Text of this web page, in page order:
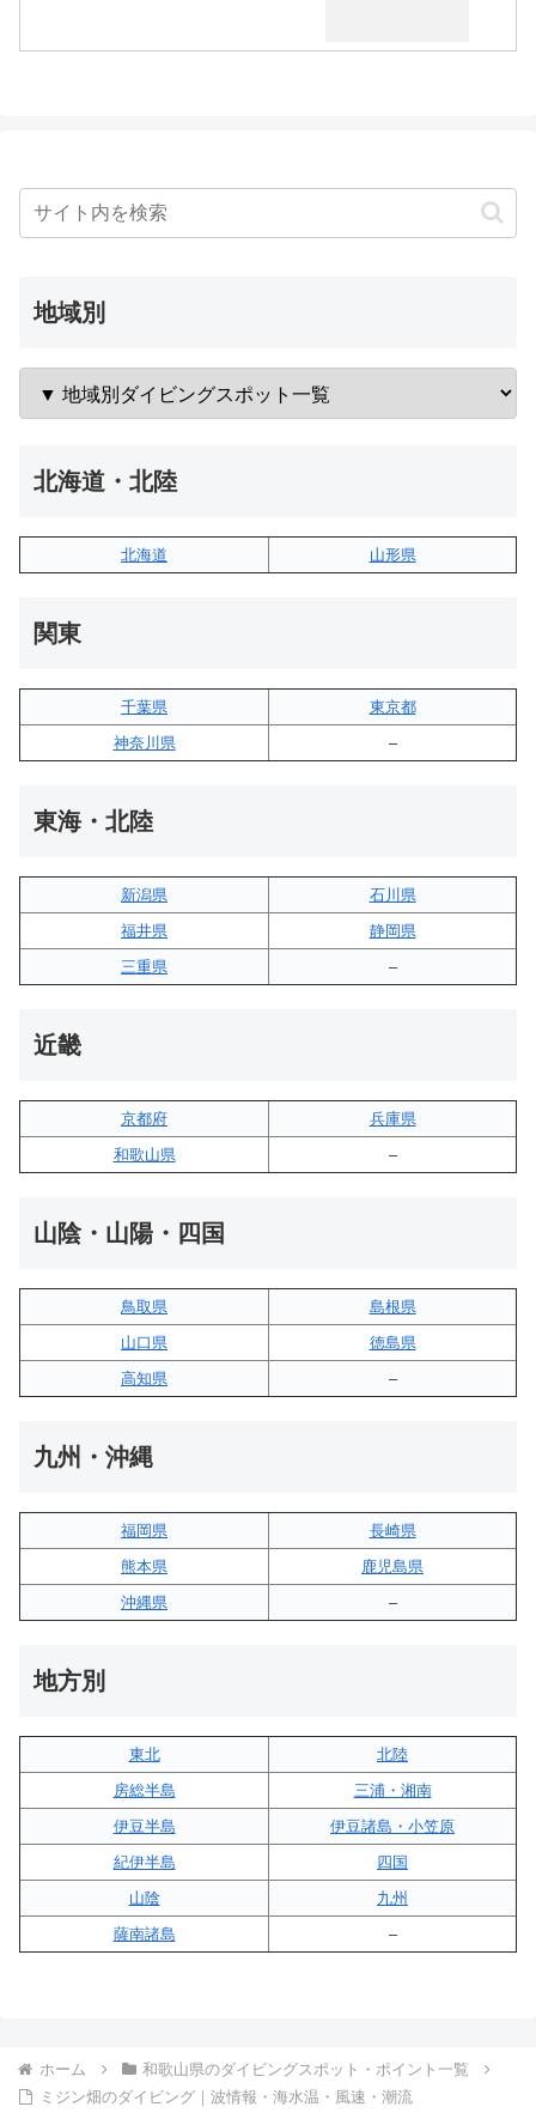
地域別
北海道・北陸
北海道 山形県
関東
千葉県
東京都
神奈川県
–
東海・北陸
新潟県
石川県
福井県
静岡県
三重県
–
近畿
京都府
兵庫県
和歌山県
–
山陰・山陽・四国
鳥取県
島根県
山口県
徳島県
高知県
–
九州・沖縄
福岡県
長崎県
熊本県
鹿児島県
沖縄県
–
地方別
東北
北陸
房総半島
三浦・湘南
伊豆半島
伊豆諸島・小笠原
紀伊半島
四国
山陰
九州
薩南諸島
–
ホーム
和歌山県のダイビングスポット・ポイント一覧
ミジン畑のダイビング｜波情報・海水温・風速・潮流